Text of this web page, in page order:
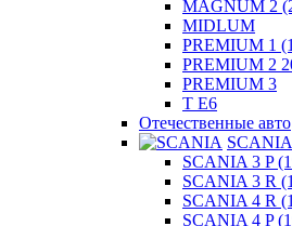
MAGNUM 2
MIDLUM
PREMIUM 1
PREMIUM 2
PREMIUM 3
T E6
Отечественные авто
SCANIA
SCANIA 3 P
SCANIA 3 R
SCANIA 4 R
SCANIA 4 P